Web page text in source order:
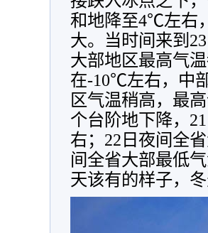
和地降至4℃左右
大。当时间来到
大部地区最高气
在-10℃左右，中
区气温稍高，最
个台阶地下降，
右；22日夜间全
间全省大部最低
天该有的样子，冬